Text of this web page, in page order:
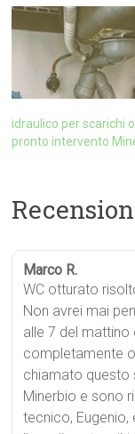
idraulico per scarichi
pronto intervento
Marco R.
WC otturato
Non avrei mai
alle 7 del mattino
completamente
chiamato questo
Minerbio e sono
tecnico, Eugenio,